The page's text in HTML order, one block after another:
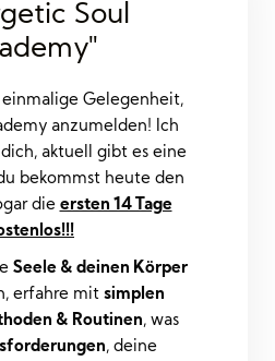
Soul
Gelegenheit,
anzumelden! Ich
aktuell gibt es eine
bekommst heute den
die ersten 14 Tage
Seele & deinen Körper
erfahre mit simplen
& Routinen, was
, deine